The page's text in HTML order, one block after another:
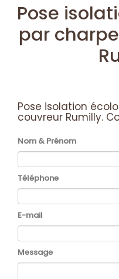
Pose
par
Pose isolation
couvreur Rumilly.
Nom & Prénom
Téléphone
E-mail
Message